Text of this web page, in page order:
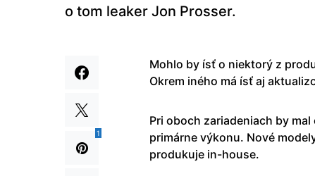
o tom leaker Jon Prosser.
1
Mohlo by ísť o niektorý z
Okrem iného má ísť aj
Pri oboch zariadeniach by
primárne výkonu. Nové
produkuje in-house.